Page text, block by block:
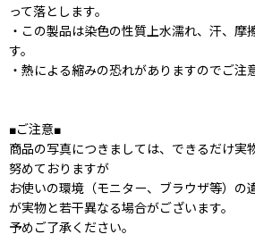
って落とします。
・この製品は染色の性質上水濡れ、汗、摩
す。
・熱による縮みの恐れがありますのでご注
■ご注意■
商品の写真につきましては、できるだけ実
努めておりますが
お使いの環境（モニター、ブラウザ等）の
が実物と若干異なる場合がございます。
予めご了承ください。